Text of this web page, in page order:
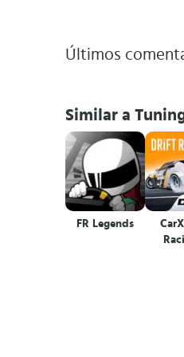
Últimos
Similar a
FR Legends